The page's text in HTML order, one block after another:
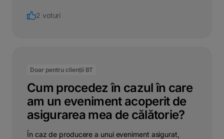
2 voturi
Doar pentru clienții BT
Cum procedez în cazul în care
am un eveniment acoperit de
asigurarea mea de călătorie?
În caz de producere a unui eveniment asigurat,